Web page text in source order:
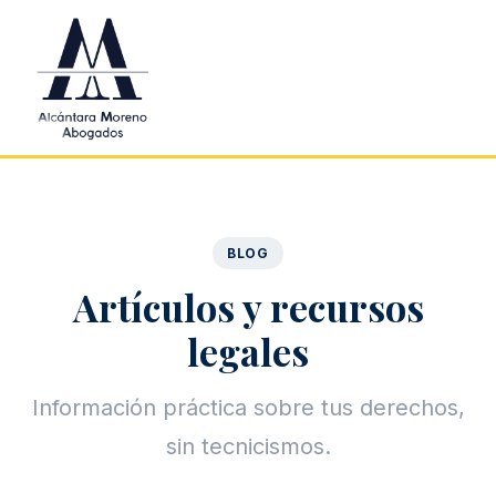
Saltar al contenido principal
BLOG
Artículos y recursos
legales
Información práctica sobre tus derechos,
sin tecnicismos.